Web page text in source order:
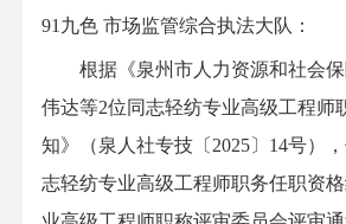
91九色 市场监管综合执法大队：
根据《泉州市人力资源和社会保
伟达等2位同志轻纺专业高级工程师
知》（泉人社专技〔2025〕14号）
志轻纺专业高级工程师职务任职资